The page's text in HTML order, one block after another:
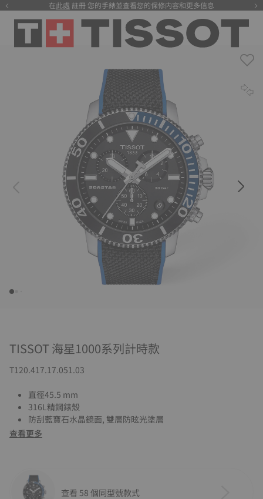
在此處 註冊 您的手錶並查看您的保修内容和更多信息
注册
TISSOT 海星1000系列計時款
T120.417.17.051.03
直徑45.5 mm
316L精鋼錶殼
防刮藍寶石水晶鏡面, 雙層防眩光塗層
查看更多
查看 58 個同型號款式